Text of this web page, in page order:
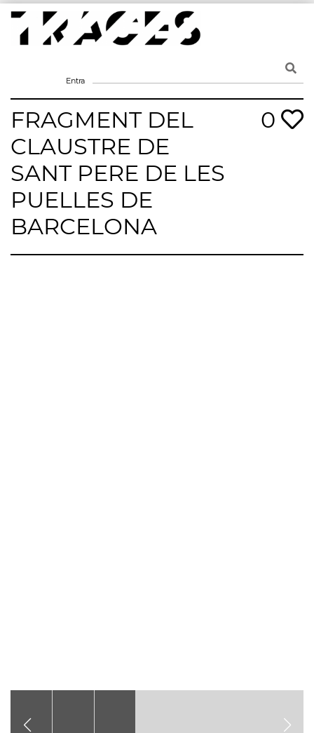
Skip
content
Entra
FRAGMENT DEL
CLAUSTRE DE
SANT PERE DE LES
PUELLES DE
BARCELONA
0